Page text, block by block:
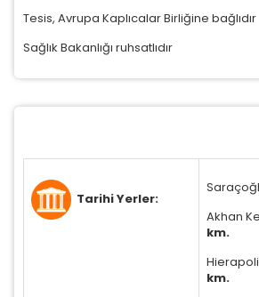
Tesis, Avrupa Kaplıcalar Birliğine bağlıdır
Sağlık Bakanlığı ruhsatlıdır
Tarihi Yerler:
Akhan
km.
km.